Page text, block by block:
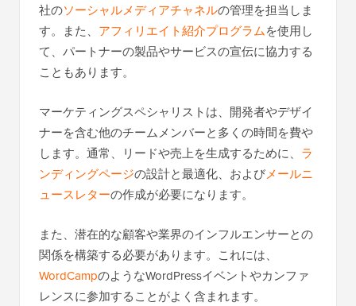
社のソーシャルメディアチャネルの管理を担当しま
す。また、 アフィリエイト紹介プログラムを使用し
て、パートナーの製品やサービスの宣伝に協力する
こともあります。
マーケティングスペシャリストは、開発者やデザイ
ナーを含む他のチームメンバーと多くの時間を費や
します。通常、リードや売上を生成するために、 ラ
ンディングページの設計と最適化、およびメールニ
ュースレターの作成が必要になります。
また、潜在的な顧客や業界のインフルエンサーとの
関係を構築する必要があります。これには、
WordCampのようなWordPressイベントやカンファ
レンスに参加することがよく含まれます。